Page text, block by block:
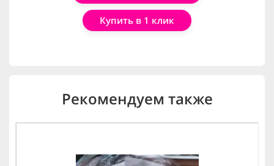
Купить в 1 клик
Рекомендуем также